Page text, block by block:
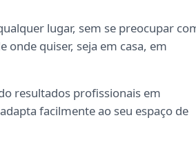
lugar, sem se preocupar
quiser, seja em casa, em
resultados profissionais em
facilmente ao seu espaço de